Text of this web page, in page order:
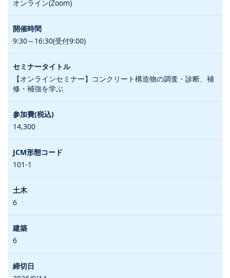
オンライン(Zoom)
9:30～16:30(受付9:00)
【オンラインセミナー】コンクリート構造物の調査・診断、補
修・補強を学ぶ
14,300
101-1
6
6